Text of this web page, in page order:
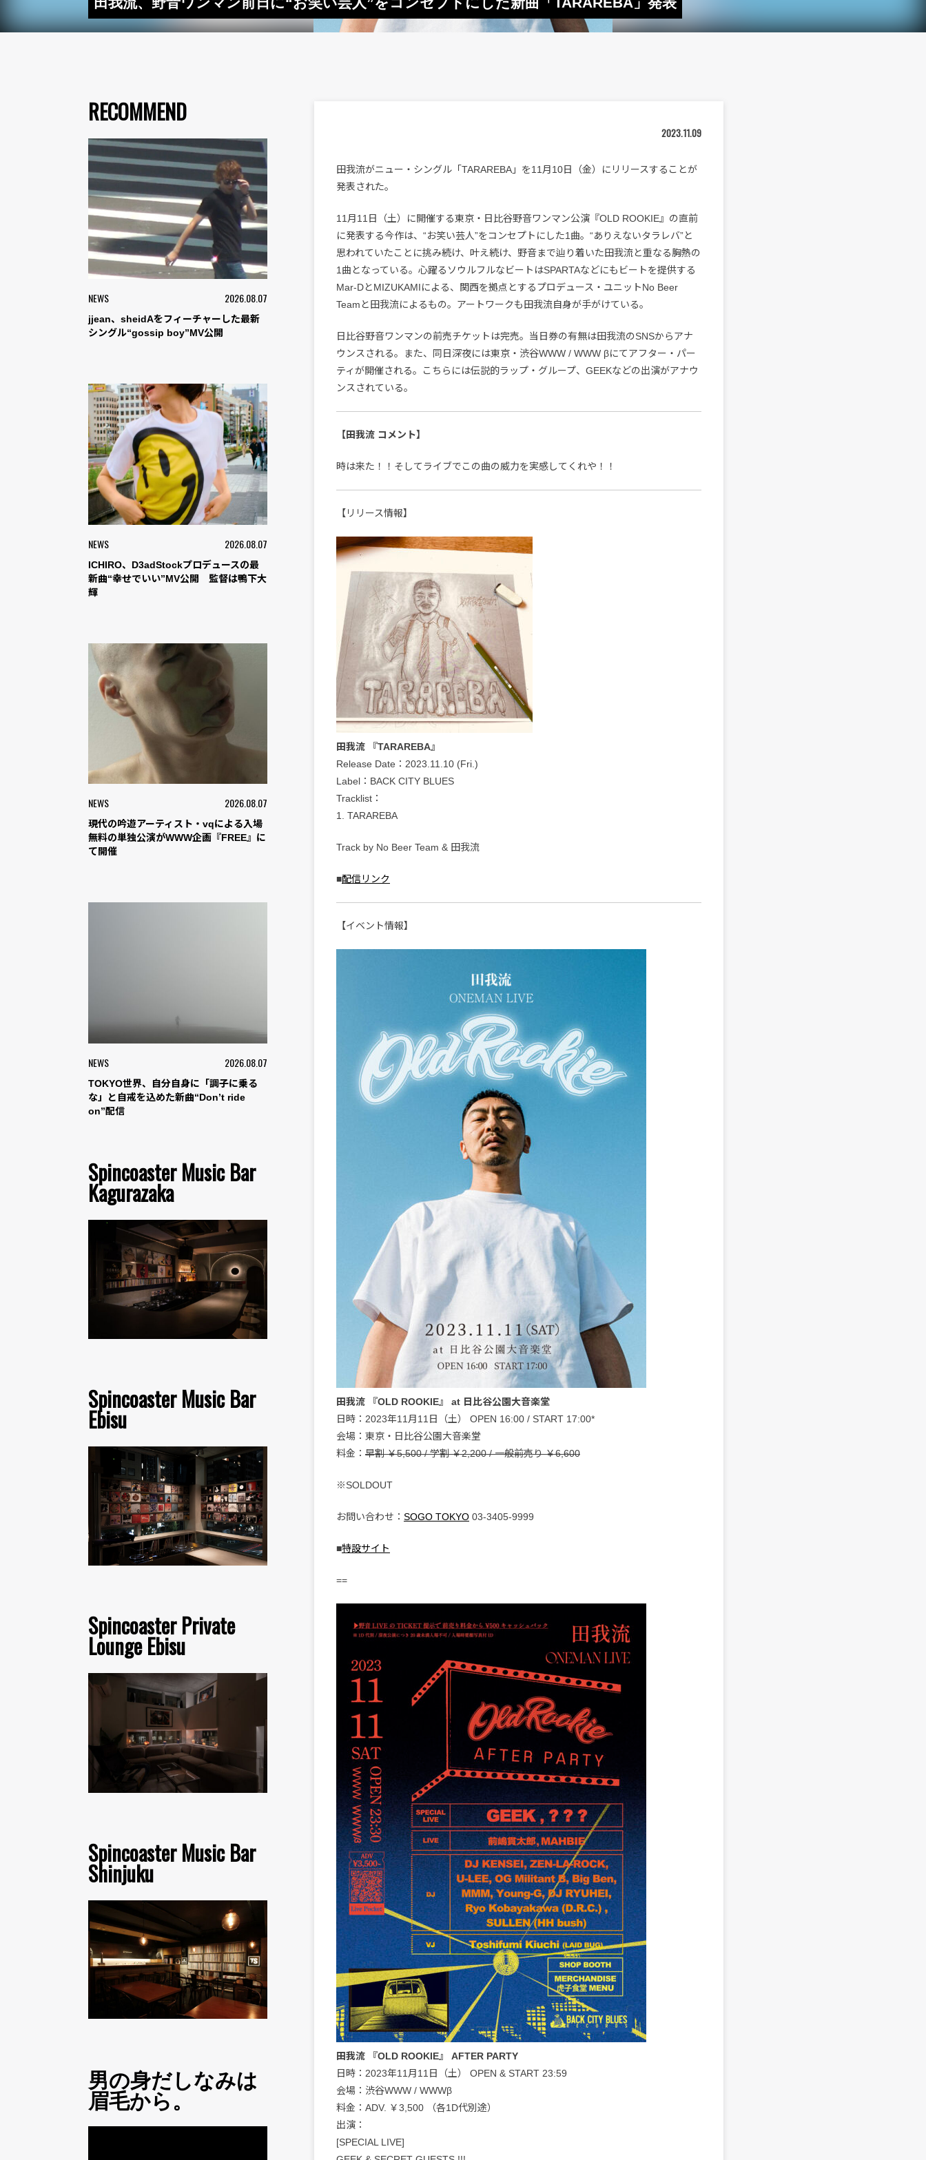
RECOMMEND
NEWS 2026.08.07
jjean、sheidAをフィーチャーした最新
シングル“gossip boy”MV公開
NEWS 2026.08.07
ICHIRO、D3adStockプロデュースの最
新曲“幸せでいい”MV公開 監督は鴨下大
輝
NEWS 2026.08.07
現代の吟遊アーティスト・vqによる入場
無料の単独公演がWWW企画『FREE』に
て開催
NEWS 2026.08.07
TOKYO世界、自分自身に「調子に乗る
な」と自戒を込めた新曲“Don’t ride
on”配信
Spincoaster Music Bar
Kagurazaka
Spincoaster Music Bar
Ebisu
Spincoaster Private
Lounge Ebisu
Spincoaster Music Bar
Shinjuku
男の身だしなみは
眉毛から。
2023.11.09
田我流がニュー・シングル「TARAREBA」を11月10日（金）にリリースすることが
発表された。
11月11日（土）に開催する東京・日比谷野音ワンマン公演『OLD ROOKIE』の直前
に発表する今作は、“お笑い芸人”をコンセプトにした1曲。“ありえないタラレバ”と
思われていたことに挑み続け、叶え続け、野音まで辿り着いた田我流と重なる胸熱の
1曲となっている。心躍るソウルフルなビートはSPARTAなどにもビートを提供する
Mar-DとMIZUKAMIによる、関西を拠点とするプロデュース・ユニットNo Beer
Teamと田我流によるもの。アートワークも田我流自身が手がけている。
日比谷野音ワンマンの前売チケットは完売。当日券の有無は田我流のSNSからアナ
ウンスされる。また、同日深夜には東京・渋谷WWW / WWW βにてアフター・パー
ティが開催される。こちらには伝説的ラップ・グループ、GEEKなどの出演がアナウ
ンスされている。
【田我流 コメント】
時は来た！！そしてライブでこの曲の威力を実感してくれや！！
【リリース情報】
田我流 『TARAREBA』
Release Date：2023.11.10 (Fri.)
Label：BACK CITY BLUES
Tracklist：
1. TARAREBA
Track by No Beer Team & 田我流
■配信リンク
【イベント情報】
田我流 『OLD ROOKIE』 at 日比谷公園大音楽堂
日時：2023年11月11日（土） OPEN 16:00 / START 17:00*
会場：東京・日比谷公園大音楽堂
料金： 早割 ￥5,500 / 学割 ￥2,200 / 一般前売り ￥6,600
※SOLDOUT
お問い合わせ： SOGO TOKYO 03-3405-9999
■特設サイト
==
田我流 『OLD ROOKIE』 AFTER PARTY
日時：2023年11月11日（土） OPEN & START 23:59
会場：渋谷WWW / WWWβ
料金：ADV. ￥3,500 （各1D代別途）
出演：
[SPECIAL LIVE]